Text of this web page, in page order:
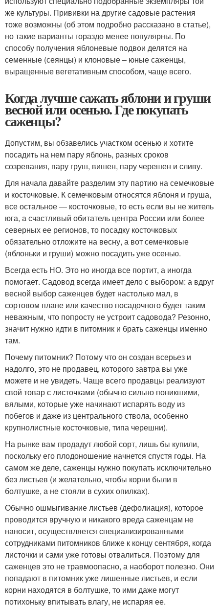
же культуры. Прививки на другие садовые растения
тоже возможны (об этом подробно рассказано в статье),
но такие варианты гораздо менее популярны. По
способу получения яблоневые подвои делятся на
семенные (сеянцы) и клоновые – юные саженцы,
выращенные вегетативным способом, чаще всего.
Когда лучше сажать яблони и груши
весной или осенью. Где покупать
саженцы?
Допустим, вы обзавелись участком осенью и хотите
посадить на нем пару яблонь, разных сроков
созревания, пару груш, вишен, пару черешен и сливу.
Для начала давайте разделим эту партию на семечковые
и косточковые. К семечковым относятся яблоня и груша,
все остальное — косточковые, то есть если вы не житель
юга, а счастливый обитатель центра России или более
северных ее регионов, то посадку косточковых
обязательно отложите на весну, а вот семечковые
(яблоньки и груши) можно посадить уже осенью.
Всегда есть НО. Это но иногда все портит, а иногда
помогает. Садовод всегда имеет дело с выбором: а вдруг
весной выбор саженцев будет настолько мал, в
сортовом плане или качество посадочного будет таким
неважным, что попросту не устроит садовода? Резонно,
значит нужно идти в питомник и брать саженцы именно
там.
Почему питомник? Потому что он создан всерьез и
надолго, это не продавец, которого завтра вы уже
можете и не увидеть. Чаще всего продавцы реализуют
свой товар с листочками (обычно сильно поникшими,
вялыми, которые уже начинают испарять воду из
побегов и даже из центрального ствола, особенно
крупнолистные косточковые, типа черешни).
На рынке вам продадут любой сорт, лишь бы купили,
поскольку его плодоношение начнется спустя годы. На
самом же деле, саженцы нужно покупать исключительно
без листьев (и желательно, чтобы корни были в
болтушке, а не стояли в сухих опилках).
Обычно ошмыгивание листьев (дефолиация), которое
проводится вручную и никакого вреда саженцам не
наносит, осуществляется специализированными
сотрудниками питомников ближе к концу сентября, когда
листочки и сами уже готовы отвалиться. Поэтому для
саженцев это не травмоопасно, а наоборот полезно. Они
попадают в питомник уже лишенные листьев, и если
корни находятся в болтушке, то ими даже могут
потихоньку впитывать влагу, не испаряя ее.